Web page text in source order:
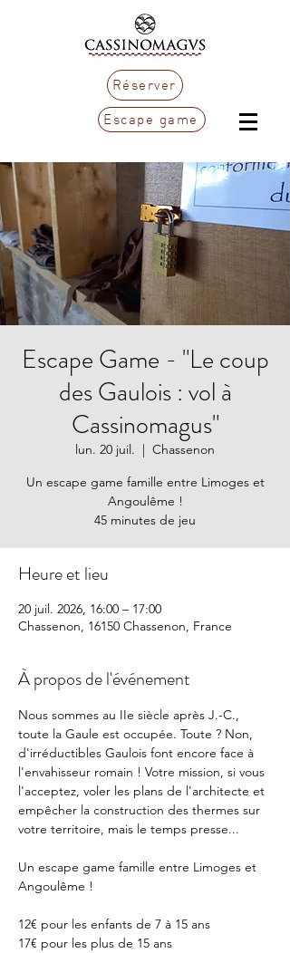
Réserver
Escape game
Escape Game - "Le coup
des Gaulois : vol à
Cassinomagus"
lun. 20 juil.
  |
Chassenon
Un escape game famille entre Limoges et
Angoulême !
45 minutes de jeu
Heure et lieu
20 juil. 2026, 16:00 – 17:00
Chassenon, 16150 Chassenon, France
À propos de l'événement
Nous sommes au IIe siècle après J.-C.,
toute la Gaule est occupée. Toute ? Non,
d'irréductibles Gaulois font encore face à
l'envahisseur romain ! Votre mission, si vous
l'acceptez, voler les plans de l'architecte et
empêcher la construction des thermes sur
votre territoire, mais le temps presse...
Un escape game famille entre Limoges et
Angoulême !
12€ pour les enfants de 7 à 15 ans
17€ pour les plus de 15 ans